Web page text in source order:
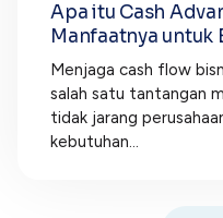
Apa itu Cash
Manfaatnya untuk
Menjaga cash flow
salah satu tantangan
tidak jarang
kebutuhan...